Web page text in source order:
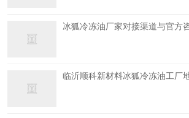
冰狐冷冻油厂家对接渠道与官方
临沂顺科新材料冰狐冷冻油工厂